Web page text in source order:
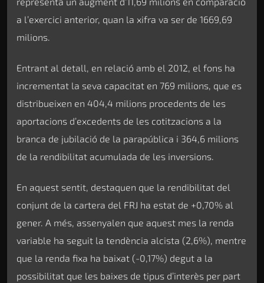
a l’exercici anterior, quan la xifra va ser de 1669,69
milions.
Entrant al detall, en relació amb el 2012, el fons ha
incrementat la seva capacitat en 769 milions, que es
distribueixen en 404,4 milions procedents de les
aportacions d’excedents de les cotitzacions a la
branca de jubilació de la parapública i 364,6 milions
de la rendibilitat acumulada de les inversions.
En aquest sentit, destaquen que la rendibilitat del
conjunt de la cartera del FRJ ha estat de +0,70% al
gener. A més, assenyalen que aquest mes la renda
variable ha seguit la tendència alcista (2,6%), mentre
que la renda fixa ha baixat (-0,17%) degut a la
possibilitat que les baixes de tipus d’interès per part